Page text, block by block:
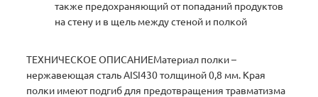
также предохраняющий от попаданий продуктов
на стену и в щель между стеной и полкой
ТЕХНИЧЕСКОЕ ОПИСАНИЕМатериал полки –
нержавеющая сталь AISI430 толщиной 0,8 мм. Края
полки имеют подгиб для предотвращения травматизма